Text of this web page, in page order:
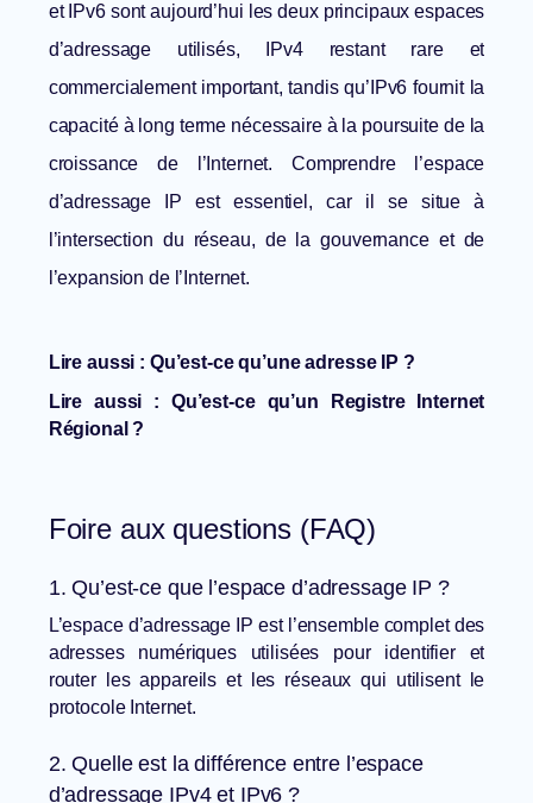
et IPv6 sont aujourd’hui les deux principaux espaces
d’adressage utilisés, IPv4 restant rare et
commercialement important, tandis qu’IPv6 fournit la
capacité à long terme nécessaire à la poursuite de la
croissance de l’Internet. Comprendre l’espace
d’adressage IP est essentiel, car il se situe à
l’intersection du réseau, de la gouvernance et de
l’expansion de l’Internet.
Lire aussi : Qu’est-ce qu’une adresse IP ?
Lire aussi : Qu’est-ce qu’un Registre Internet
Régional ?
Foire aux questions (FAQ)
1. Qu’est-ce que l’espace d’adressage IP ?
L’espace d’adressage IP est l’ensemble complet des
adresses numériques utilisées pour identifier et
router les appareils et les réseaux qui utilisent le
protocole Internet.
2. Quelle est la différence entre l’espace
d’adressage IPv4 et IPv6 ?